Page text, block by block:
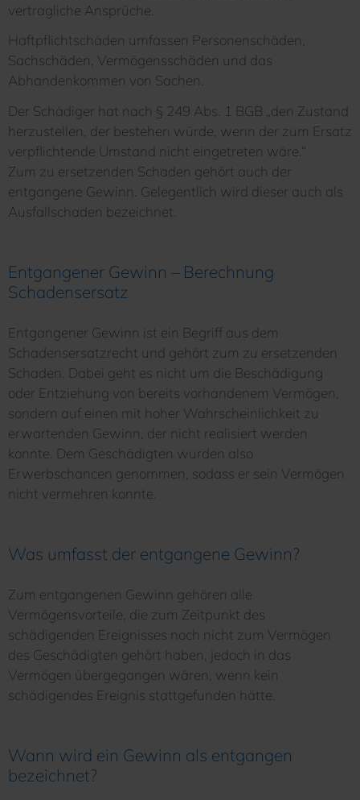
vertragliche Ansprüche.
Haftpflichtschäden umfassen Personenschäden,
Sachschäden, Vermögensschäden und das
Abhandenkommen von Sachen.
Der Schädiger hat nach § 249 Abs. 1 BGB „den Zustand
herzustellen, der bestehen würde, wenn der zum Ersatz
verpflichtende Umstand nicht eingetreten wäre.“
Zum zu ersetzenden Schaden gehört auch der
entgangene Gewinn. Gelegentlich wird dieser auch als
Ausfallschaden bezeichnet.
Entgangener Gewinn – Berechnung
Schadensersatz
Entgangener Gewinn ist ein Begriff aus dem
Schadensersatzrecht und gehört zum zu ersetzenden
Schaden. Dabei geht es nicht um die Beschädigung
oder Entziehung von bereits vorhandenem Vermögen,
sondern auf einen mit hoher Wahrscheinlichkeit zu
erwartenden Gewinn, der nicht realisiert werden
konnte. Dem Geschädigten wurden also
Erwerbschancen genommen, sodass er sein Vermögen
nicht vermehren konnte.
Was umfasst der entgangene Gewinn?
Zum entgangenen Gewinn gehören alle
Vermögensvorteile, die zum Zeitpunkt des
schädigenden Ereignisses noch nicht zum Vermögen
des Geschädigten gehört haben, jedoch in das
Vermögen übergegangen wären, wenn kein
schädigendes Ereignis stattgefunden hätte.
Wann wird ein Gewinn als entgangen
bezeichnet?